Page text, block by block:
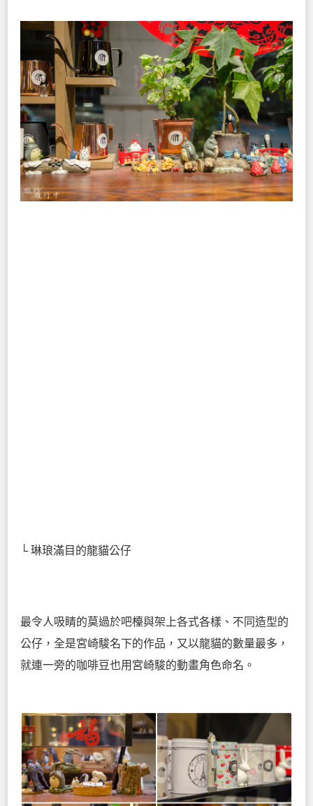
└ 琳琅滿目的龍貓公仔
最令人吸睛的莫過於吧檯與架上各式各樣、不同造型的
公仔，全是宮崎駿名下的作品，又以龍貓的數量最多，
就連一旁的咖啡豆也用宮崎駿的動畫角色命名。